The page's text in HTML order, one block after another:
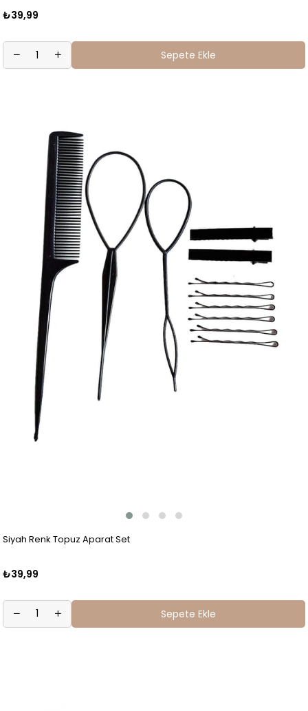
₺39,99
Sepete Ekle
Siyah Renk Topuz Aparat Set
₺39,99
Sepete Ekle